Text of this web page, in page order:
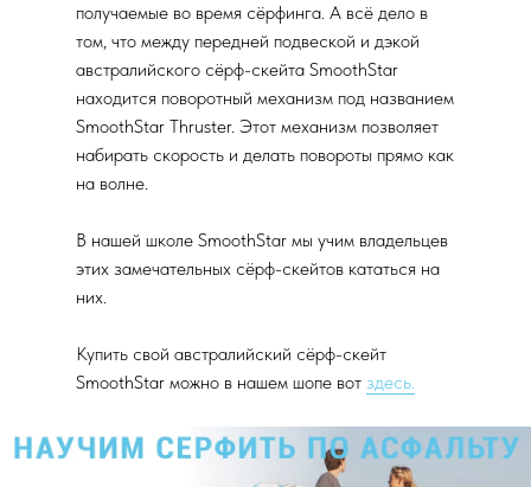
получаемые во время сёрфинга. А всё дело в
том, что между передней подвеской и дэкой
австралийского сёрф-скейта SmoothStar
находится поворотный механизм под названием
SmoothStar Thruster. Этот механизм позволяет
набирать скорость и делать повороты прямо как
на волне.
В нашей школе SmoothStar мы учим владельцев
этих замечательных сёрф-скейтов кататься на
них.
Купить свой австралийский сёрф-скейт
SmoothStar можно в нашем шопе вот здесь.